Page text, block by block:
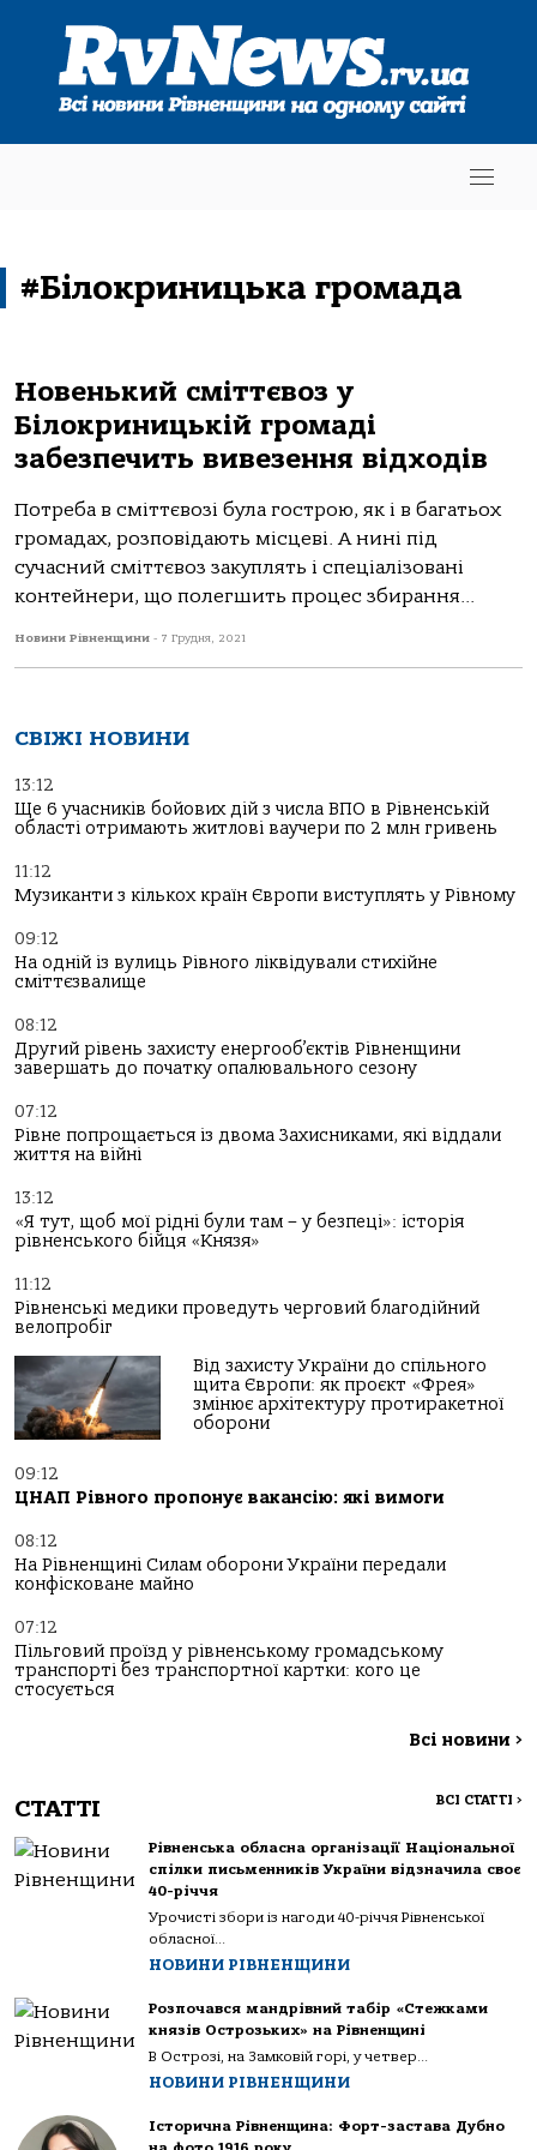
#Білокриницька громада
Новенький сміттєвоз у
Білокриницькій громаді
забезпечить вивезення відходів
Потреба в сміттєвозі була гострою, як і в багатьох
громадах, розповідають місцеві. А нині під
сучасний сміттєвоз закуплять і спеціалізовані
контейнери, що полегшить процес збирання...
Новини Рівненщини - 7 Грудня, 2021
СВІЖІ НОВИНИ
13:12
Ще 6 учасників бойових дій з числа ВПО в Рівненській
області отримають житлові ваучери по 2 млн гривень
11:12
Музиканти з кількох країн Європи виступлять у Рівному
09:12
На одній із вулиць Рівного ліквідували стихійне
сміттєзвалище
08:12
Другий рівень захисту енергооб’єктів Рівненщини
завершать до початку опалювального сезону
07:12
Рівне попрощається із двома Захисниками, які віддали
життя на війні
13:12
«Я тут, щоб мої рідні були там – у безпеці»: історія
рівненського бійця «Князя»
11:12
Рівненські медики проведуть черговий благодійний
велопробіг
Від захисту України до спільного
щита Європи: як проєкт «Фрея»
змінює архітектуру протиракетної
оборони
09:12
ЦНАП Рівного пропонує вакансію: які вимоги
08:12
На Рівненщині Силам оборони України передали
конфісковане майно
07:12
Пільговий проїзд у рівненському громадському
транспорті без транспортної картки: кого це
стосується
Всі новини >
СТАТТІ ВСІ СТАТТІ >
Рівненська обласна організації Національної
спілки письменників України відзначила своє
40-річчя
Урочисті збори із нагоди 40-річчя Рівненської
обласної...
НОВИНИ РІВНЕНЩИНИ
Розпочався мандрівний табір «Стежками
князів Острозьких» на Рівненщині
В Острозі, на Замковій горі, у четвер...
НОВИНИ РІВНЕНЩИНИ
Історична Рівненщина: Форт-застава Дубно